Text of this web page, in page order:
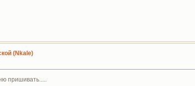
(Nkale)
пришивать.....